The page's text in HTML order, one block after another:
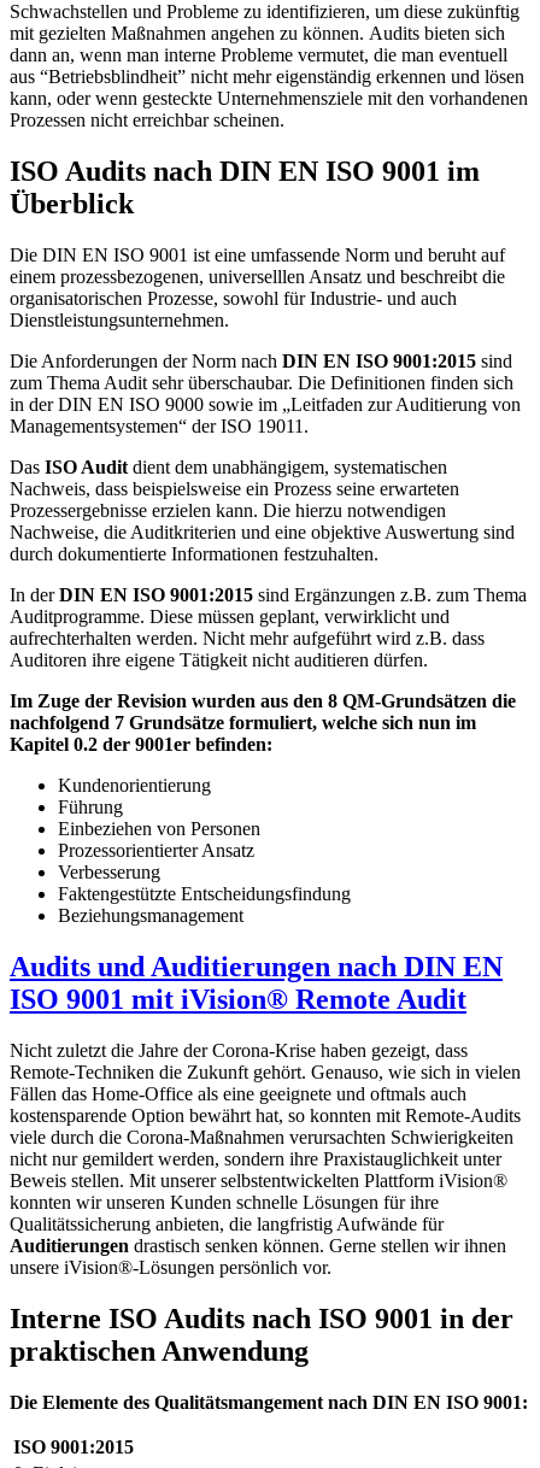
Schwachstellen und Probleme zu identifizieren, um diese zukünftig
mit gezielten Maßnahmen angehen zu können. Audits bieten sich
dann an, wenn man interne Probleme vermutet, die man eventuell
aus “Betriebsblindheit” nicht mehr eigenständig erkennen und lösen
kann, oder wenn gesteckte Unternehmensziele mit den vorhandenen
Prozessen nicht erreichbar scheinen.
ISO Audits nach DIN EN ISO 9001 im
Überblick
Die DIN EN ISO 9001 ist eine umfassende Norm und beruht auf
einem prozessbezogenen, universelllen Ansatz und beschreibt die
organisatorischen Prozesse, sowohl für Industrie- und auch
Dienstleistungsunternehmen.
Die Anforderungen der Norm nach DIN EN ISO 9001:2015 sind
zum Thema Audit sehr überschaubar. Die Definitionen finden sich
in der DIN EN ISO 9000 sowie im „Leitfaden zur Auditierung von
Managementsystemen“ der ISO 19011.
Das ISO Audit dient dem unabhängigem, systematischen
Nachweis, dass beispielsweise ein Prozess seine erwarteten
Prozessergebnisse erzielen kann. Die hierzu notwendigen
Nachweise, die Auditkriterien und eine objektive Auswertung sind
durch dokumentierte Informationen festzuhalten.
In derDIN EN ISO 9001:2015 sind Ergänzungen z.B. zum Thema
Auditprogramme. Diese müssen geplant, verwirklicht und
aufrechterhalten werden. Nicht mehr aufgeführt wird z.B. dass
Auditoren ihre eigene Tätigkeit nicht auditieren dürfen.
Im Zuge der Revision wurden aus den 8 QM-Grundsätzen die
nachfolgend 7 Grundsätze formuliert, welche sich nun im
Kapitel 0.2 der 9001er befinden:
Kundenorientierung
Führung
Einbeziehen von Personen
Prozessorientierter Ansatz
Verbesserung
Faktengestützte Entscheidungsfindung
Beziehungsmanagement
Audits und Auditierungen nach DIN EN
ISO 9001 mit iVision® Remote Audit
Nicht zuletzt die Jahre der Corona-Krise haben gezeigt, dass
Remote-Techniken die Zukunft gehört. Genauso, wie sich in vielen
Fällen das Home-Office als eine geeignete und oftmals auch
kostensparende Option bewährt hat, so konnten mit Remote-Audits
viele durch die Corona-Maßnahmen verursachten Schwierigkeiten
nicht nur gemildert werden, sondern ihre Praxistauglichkeit unter
Beweis stellen. Mit unserer selbstentwickelten Plattform iVision®
konnten wir unseren Kunden schnelle Lösungen für ihre
Qualitätssicherung anbieten, die langfristig Aufwände für
Auditierungen drastisch senken können. Gerne stellen wir ihnen
unsere iVision®-Lösungen persönlich vor.
Interne ISO Audits nach ISO 9001 in der
praktischen Anwendung
Die Elemente des Qualitätsmangement nach DIN EN ISO 9001:
ISO 9001:2015